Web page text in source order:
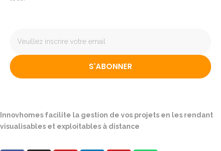
S'ABONNER
Innovhomes facilite la gestion de vos projets en les rendant
visualisables et exploitables à distance